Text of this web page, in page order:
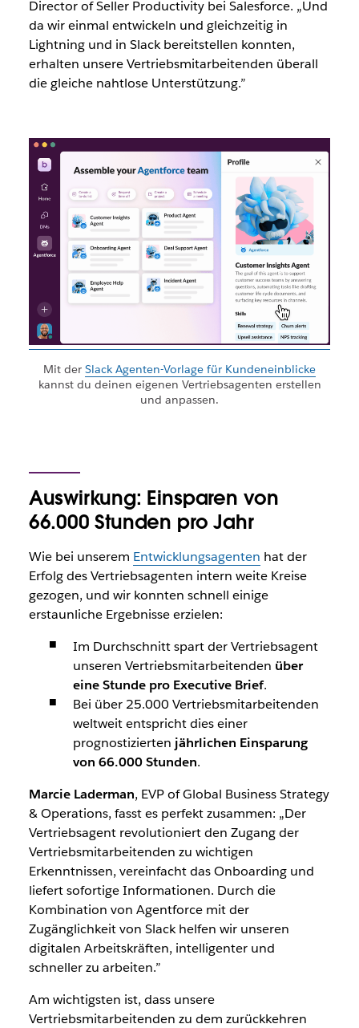
Director of Seller Productivity bei Salesforce. „Und
da wir einmal entwickeln und gleichzeitig in
Lightning und in Slack bereitstellen konnten,
erhalten unsere Vertriebsmitarbeitenden überall
die gleiche nahtlose Unterstützung.”
Mit der Slack Agenten-Vorlage für Kundeneinblicke
kannst du deinen eigenen Vertriebsagenten erstellen
und anpassen.
Auswirkung: Einsparen von
66.000 Stunden pro Jahr
Wie bei unserem Entwicklungsagenten hat der
Erfolg des Vertriebsagenten intern weite Kreise
gezogen, und wir konnten schnell einige
erstaunliche Ergebnisse erzielen:
Im Durchschnitt spart der Vertriebsagent
unseren Vertriebsmitarbeitenden über
eine Stunde pro Executive Brief.
Bei über 25.000 Vertriebsmitarbeitenden
weltweit entspricht dies einer
prognostizierten jährlichen Einsparung
von 66.000 Stunden.
Marcie Laderman, EVP of Global Business Strategy
& Operations, fasst es perfekt zusammen: „Der
Vertriebsagent revolutioniert den Zugang der
Vertriebsmitarbeitenden zu wichtigen
Erkenntnissen, vereinfacht das Onboarding und
liefert sofortige Informationen. Durch die
Kombination von Agentforce mit der
Zugänglichkeit von Slack helfen wir unseren
digitalen Arbeitskräften, intelligenter und
schneller zu arbeiten.”
Am wichtigsten ist, dass unsere
Vertriebsmitarbeitenden zu dem zurückkehren